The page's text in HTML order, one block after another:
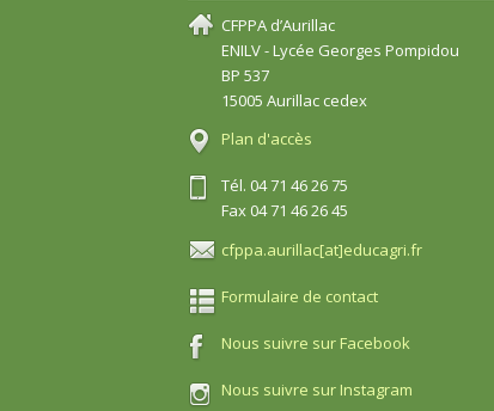
CFPPA d’Aurillac
ENILV - Lycée Georges Pompidou
BP 537
15005 Aurillac cedex
Plan d'accès
Tél. 04 71 46 26 75
Fax 04 71 46 26 45
cfppa.aurillac[at]educagri.fr
Formulaire de contact
Nous suivre sur Facebook
Nous suivre sur Instagram